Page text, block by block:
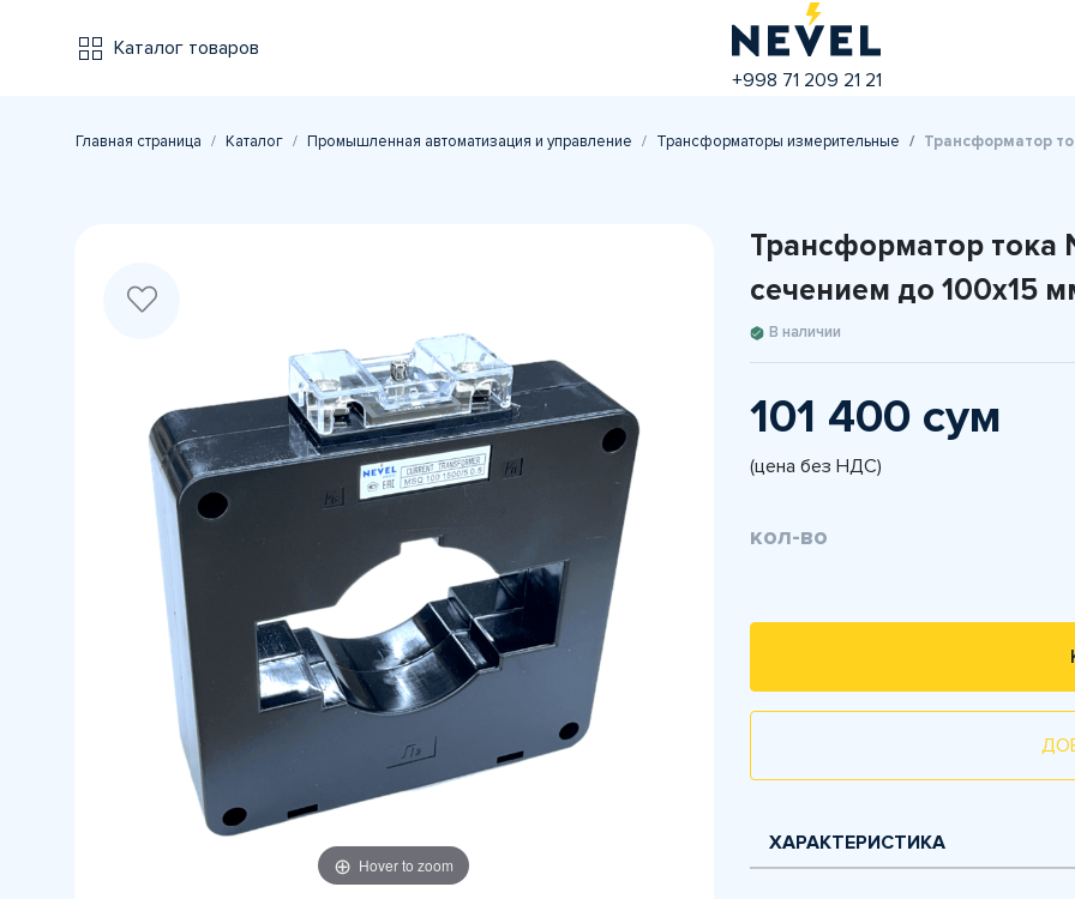
Каталог товаров
+998 71 209 21 21
Главная страница Каталог Промышленная автоматизация и управление Трансформаторы измерительные Трансформатор
Hover to zoom
Трансформатор тока
сечением до 100х15
В наличии
101 400 сум
(цена без НДС)
кол-во
ХАРАКТЕРИСТИКА